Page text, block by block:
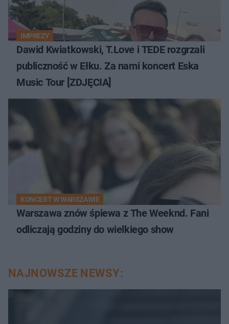
IMPREZY
Dawid Kwiatkowski, T.Love i TEDE rozgrzali
publiczność w Ełku. Za nami koncert Eska
Music Tour [ZDJĘCIA]
KONCERT W WARSZAWIE
Warszawa znów śpiewa z The Weeknd. Fani
odliczają godziny do wielkiego show
NAJNOWSZE NEWSY: